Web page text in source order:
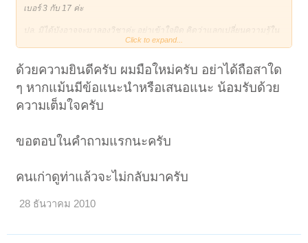
เบอร์ 3 กับ 17 ค่ะ
ปล. มิได้บังอาจจะมาลองวิชาค่ะ อย่าเข้าใจผิด คิดว่าแลกเปลี่ยนความรู้ใน
ฐานะนักศึกษาโหราศาสตร์ก็แล้วกันนะคะ ^__^ เปิดไพ่ตัวเองทีไร อุปทาย
Click to expand...
ด้วยความยินดีครับ ผมมือใหม่ครับ อย่าได้ถือสาใด
ๆ หากแม้นมีข้อแนะนำหรือเสนอแนะ น้อมรับด้วย
ความเต็มใจครับ
ขอตอบในคำถามแรกนะครับ
คนเก่าดูท่าแล้วจะไม่กลับมาครับ
28 ธันวาคม 2010